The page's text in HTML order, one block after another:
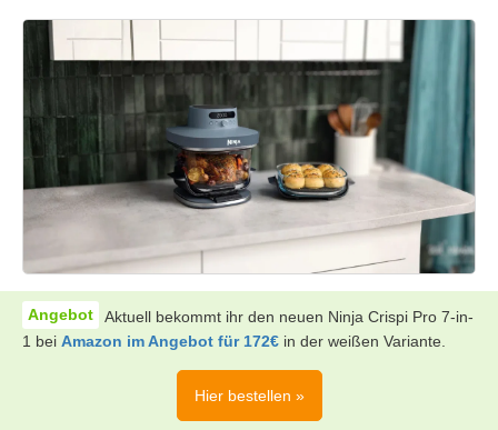
Aktuell bekommt ihr den neuen Ninja Crispi Pro 7-in-
1 bei Amazon im Angebot für 172€ in der weißen Variante.
Hier bestellen »